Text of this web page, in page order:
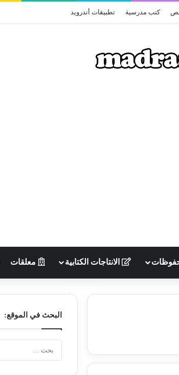
كتب مدرسية تطبيقات أندرويد
الانتاجات الكتابية معلقات
البحث في الموقع: